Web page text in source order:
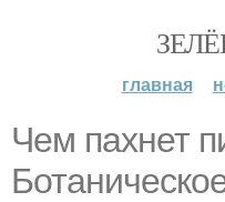
главная
Чем пахнет